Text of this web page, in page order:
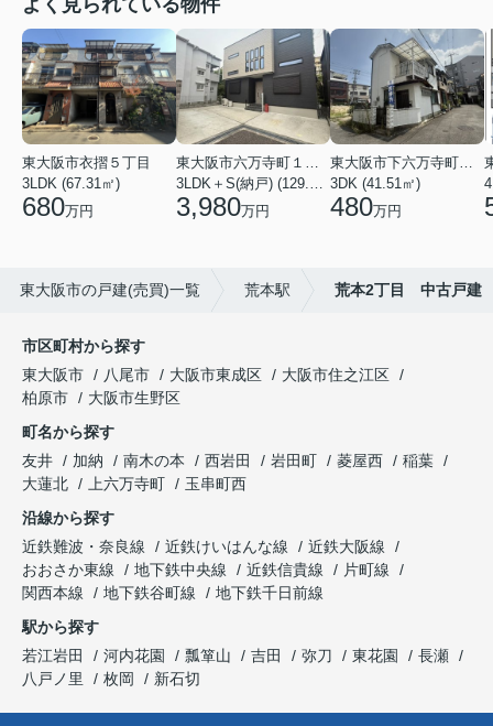
東大阪市衣摺５丁目
3LDK (67.31㎡)
680万円 3,980万円
3DK (41.51㎡)
480万円
東大阪市の戸建(売買)一覧 荒本駅 荒本2丁目 中古戸建
市区町村から探す
東大阪市
八尾市 大阪市東成区
大阪市住之江区
柏原市
大阪市生野区
町名から探す
友井
加納 南木の本 西岩田 岩田町 菱屋西
稲葉
大蓮北
上六万寺町
玉串町西
沿線から探す
近鉄難波・奈良線
近鉄けいはんな線
近鉄大阪線
おおさか東線
地下鉄中央線 近鉄信貴線
片町線
関西本線
地下鉄谷町線
地下鉄千日前線
駅から探す
若江岩田
河内花園 瓢箪山 吉田 弥刀 東花園
長瀬
八戸ノ里
枚岡 新石切